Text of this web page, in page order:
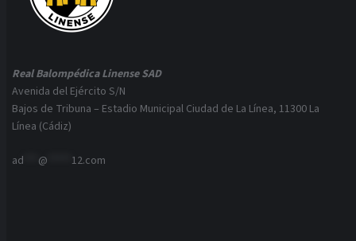
Real Balompédica Linense SAD
Avenida del Ejército S/N
Bajos de Tribuna – Estadio Municipal Ciudad de La Línea, 11300 La
Línea (Cádiz)
ad @ 12.com